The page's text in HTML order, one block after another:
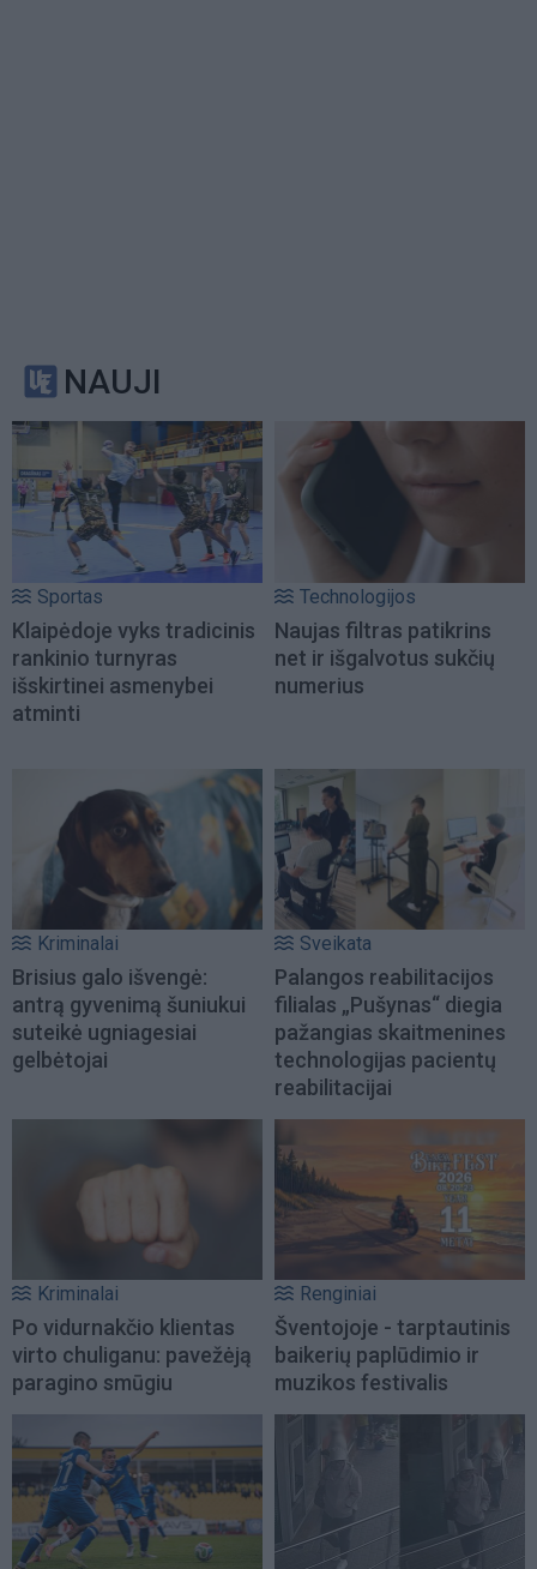
NAUJI
Sportas
Klaipėdoje vyks tradicinis
rankinio turnyras
išskirtinei asmenybei
atminti
Technologijos
Naujas filtras patikrins
net ir išgalvotus sukčių
numerius
Kriminalai
Brisius galo išvengė:
antrą gyvenimą šuniukui
suteikė ugniagesiai
gelbėtojai
Sveikata
Palangos reabilitacijos
filialas „Pušynas“ diegia
pažangias skaitmenines
technologijas pacientų
reabilitacijai
Kriminalai
Po vidurnakčio klientas
virto chuliganu: pavežėją
paragino smūgiu
Renginiai
Šventojoje - tarptautinis
baikerių paplūdimio ir
muzikos festivalis